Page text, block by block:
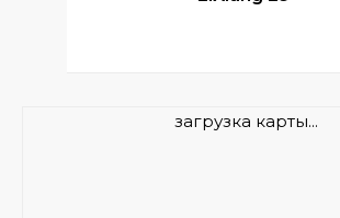
загрузка карты...